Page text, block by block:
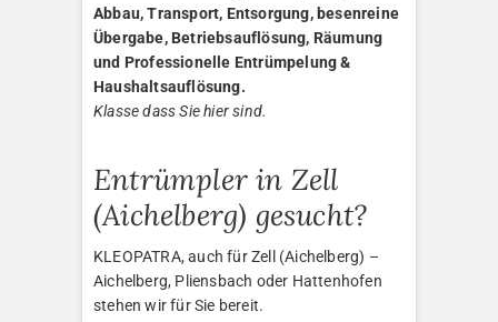
Abbau, Transport, Entsorgung, besenreine
Übergabe, Betriebsauflösung, Räumung
und Professionelle Entrümpelung &
Haushaltsauflösung.
Klasse dass Sie hier sind.
Entrümpler in Zell
(Aichelberg) gesucht?
KLEOPATRA, auch für Zell (Aichelberg) –
Aichelberg, Pliensbach oder Hattenhofen
stehen wir für Sie bereit.